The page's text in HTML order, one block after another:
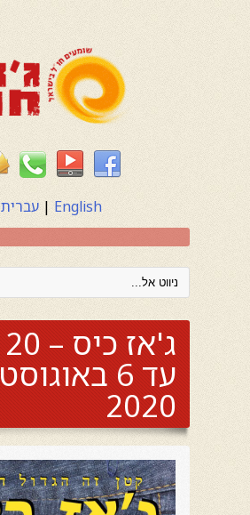
English
| עברית
עד 6 באוגוסט
2020